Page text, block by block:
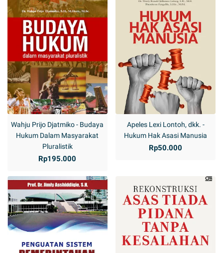
Wahju Prijo Djatmiko - Budaya
Hukum Dalam Masyarakat
Pluralistik
Rp195.000
Apeles Lexi Lontoh, dkk. -
Hukum Hak Asasi Manusia
Rp50.000